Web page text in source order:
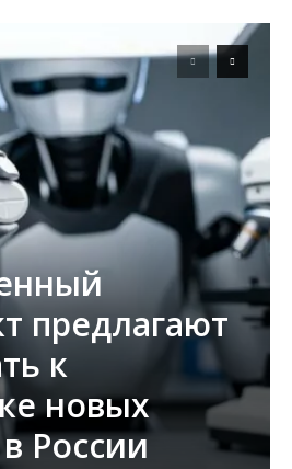
предлагают
к
новых
России